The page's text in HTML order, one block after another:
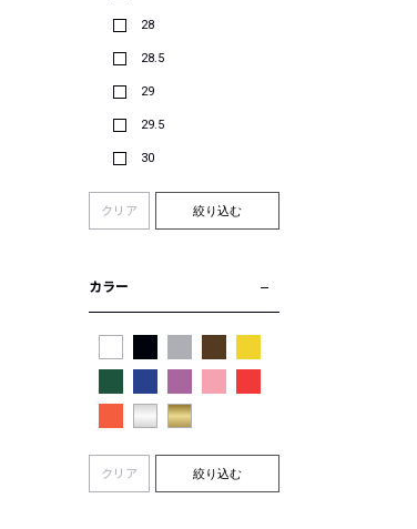
28
28.5
29
29.5
30
クリア 絞り込む
カラー
クリア 絞り込む